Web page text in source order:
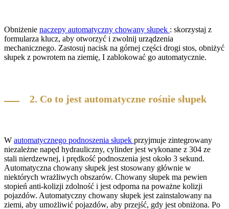
Obniżenie naczepy automatyczny chowany słupek : skorzystaj z
formularza klucz, aby otworzyć i zwolnij urządzenia
mechanicznego. Zastosuj nacisk na górnej części drogi stos, obniżyć
słupek z powrotem na ziemię, I zablokować go automatycznie.
2. Co to jest automatyczne rośnie słupek
W automatycznego podnoszenia słupek przyjmuje zintegrowany
niezależne napęd hydrauliczny, cylinder jest wykonane z 304 ze
stali nierdzewnej, i prędkość podnoszenia jest około 3 sekund.
Automatyczna chowany słupek jest stosowany głównie w
niektórych wrażliwych obszarów. Chowany słupek ma pewien
stopień anti-kolizji zdolność i jest odporna na poważne kolizji
pojazdów. Automatyczny chowany słupek jest zainstalowany na
ziemi, aby umożliwić pojazdów, aby przejść, gdy jest obniżona. Po